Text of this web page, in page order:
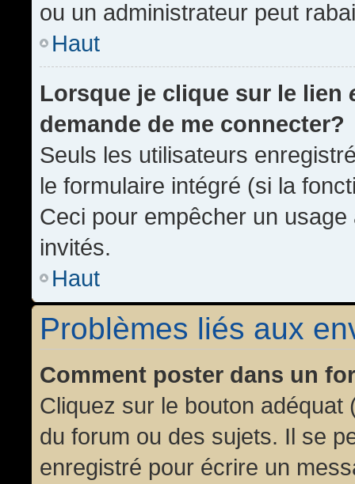
ou un administrateur peut
Haut
Lorsque je clique sur le lien
demande de me connecter?
Seuls les utilisateurs
le formulaire intégré (si la
Ceci pour empêcher un
invités.
Haut
Problèmes liés aux
Comment poster dans un
Cliquez sur le bouton
du forum ou des sujets. Il se
enregistré pour écrire un